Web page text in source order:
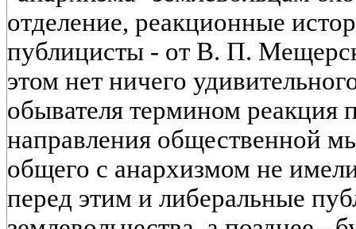
отделение, реакционные
публицисты - от В. П.
этом нет ничего
обывателя термином реакция
направления общественной
общего с анархизмом не
перед этим и либеральные